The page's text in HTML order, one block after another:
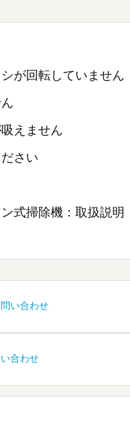
が回転していません
えません
さい
式掃除機：取扱説明
い合わせ
合わせ